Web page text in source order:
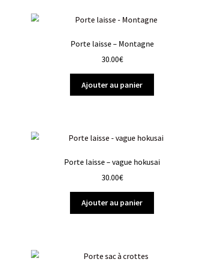
Porte laisse – Montagne
30.00€
Ajouter au panier
Porte laisse – vague hokusai
30.00€
Ajouter au panier